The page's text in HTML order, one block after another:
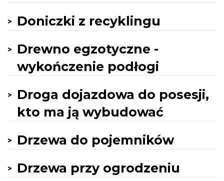
Doniczki z recyklingu
Drewno egzotyczne -
wykończenie podłogi
Droga dojazdowa do posesji,
kto ma ją wybudować
Drzewa do pojemników
Drzewa przy ogrodzeniu